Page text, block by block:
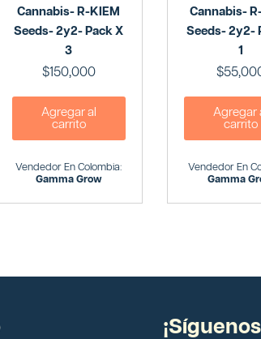
Cannabis- R-KIEM
Seeds- 2y2- Pack X
3
$150,000
Agregar al
carrito
Vendedor En Colombia:
Gamma Grow
Cannabis-
Seeds- 2y2-
1
$
Agregar
carrito
Vendedor En
Gamma